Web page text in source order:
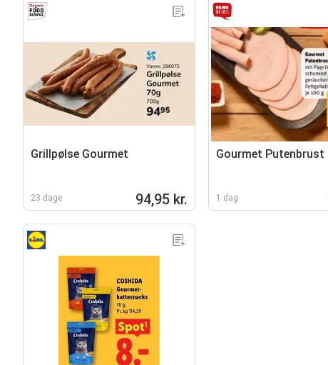
Grillpølse Gourmet
23 dage 94,95 kr.
Gourmet Putenbrust
1 dag